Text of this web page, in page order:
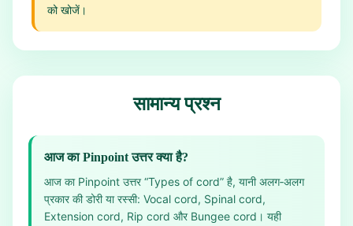
को खोजें।
सामान्य प्रश्न
आज का Pinpoint उत्तर क्या है?
आज का Pinpoint उत्तर “Types of cord” है, यानी अलग‑अलग
प्रकार की डोरी या रस्सी: Vocal cord, Spinal cord,
Extension cord, Rip cord और Bungee cord। यही